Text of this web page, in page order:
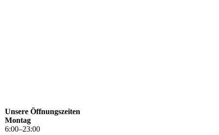
Unsere Öffnungszeiten
Montag
6:00–23:00